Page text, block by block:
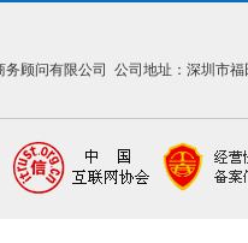
顾问有限公司 公司地址：深圳市